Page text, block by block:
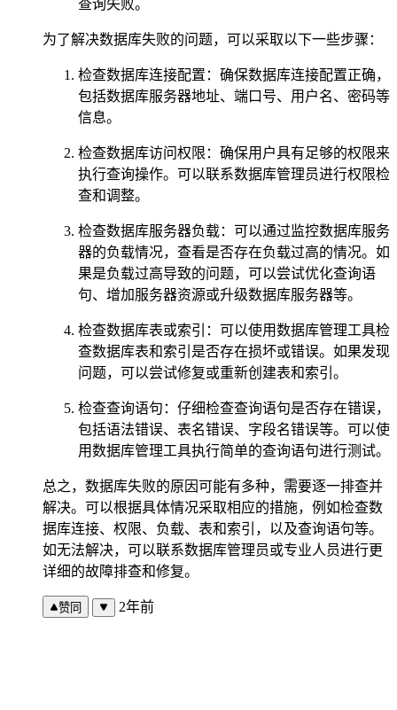
查询失败。
为了解决数据库失败的问题，可以采取以下一些步骤：
检查数据库连接配置：确保数据库连接配置正确，
包括数据库服务器地址、端口号、用户名、密码等
信息。
检查数据库访问权限：确保用户具有足够的权限来
执行查询操作。可以联系数据库管理员进行权限检
查和调整。
检查数据库服务器负载：可以通过监控数据库服务
器的负载情况，查看是否存在负载过高的情况。如
果是负载过高导致的问题，可以尝试优化查询语
句、增加服务器资源或升级数据库服务器等。
检查数据库表或索引：可以使用数据库管理工具检
查数据库表和索引是否存在损坏或错误。如果发现
问题，可以尝试修复或重新创建表和索引。
检查查询语句：仔细检查查询语句是否存在错误，
包括语法错误、表名错误、字段名错误等。可以使
用数据库管理工具执行简单的查询语句进行测试。
总之，数据库失败的原因可能有多种，需要逐一排查并
解决。可以根据具体情况采取相应的措施，例如检查数
据库连接、权限、负载、表和索引，以及查询语句等。
如无法解决，可以联系数据库管理员或专业人员进行更
详细的故障排查和修复。
赞同 2年前